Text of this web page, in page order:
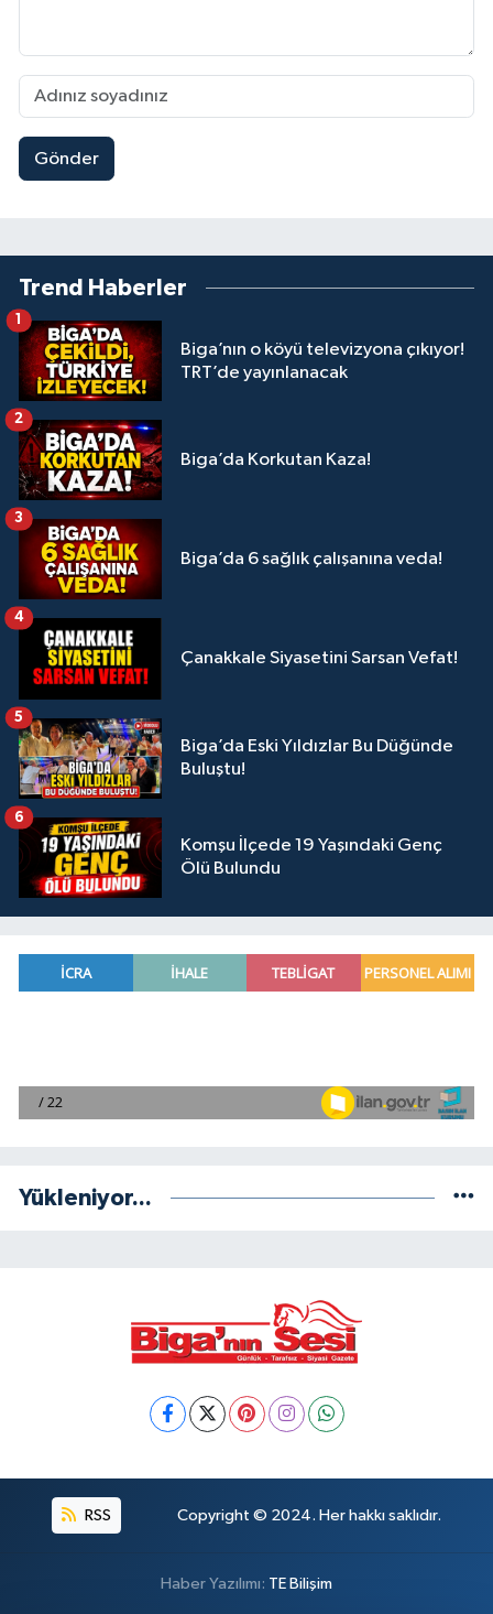
Gönder
Trend Haberler
Biga’nın o köyü televizyona çıkıyor!
TRT’de yayınlanacak
1
Biga’da Korkutan Kaza!
2
Biga’da 6 sağlık çalışanına veda!
3
Çanakkale Siyasetini Sarsan Vefat!
4
Biga’da Eski Yıldızlar Bu Düğünde
Buluştu!
5
Komşu İlçede 19 Yaşındaki Genç
Ölü Bulundu
6
Yükleniyor...
RSS Copyright © 2024. Her hakkı saklıdır.
Haber Yazılımı: TE Bilişim